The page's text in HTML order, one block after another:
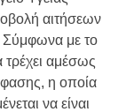
αιτήσεων
Σύμφωνα με το
τρέχει αμέσως
η οποία
να είναι